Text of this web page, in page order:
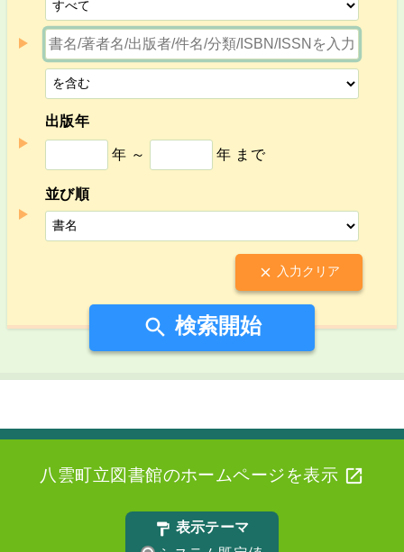
出版年
年 ～ 年 まで
並び順
 入力クリア
 検索開始
八雲町立図書館のホームページを表示 
 表示テーマ